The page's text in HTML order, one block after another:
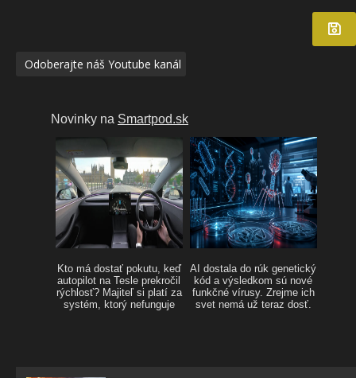
Odoberajte náš Youtube kanál